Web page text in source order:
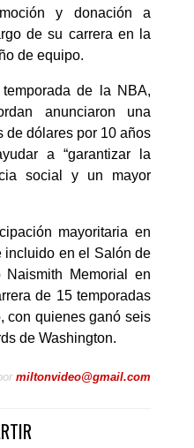
y donación a
de su carrera en la
de equipo.
de la NBA,
anunciaron una
de dólares por 10 años
a “garantizar la
social y un mayor
mayoritaria en
incluido en el Salón de
Memorial en
de 15 temporadas
con quienes ganó seis
de Washington.
miltonvideo@gmail.com